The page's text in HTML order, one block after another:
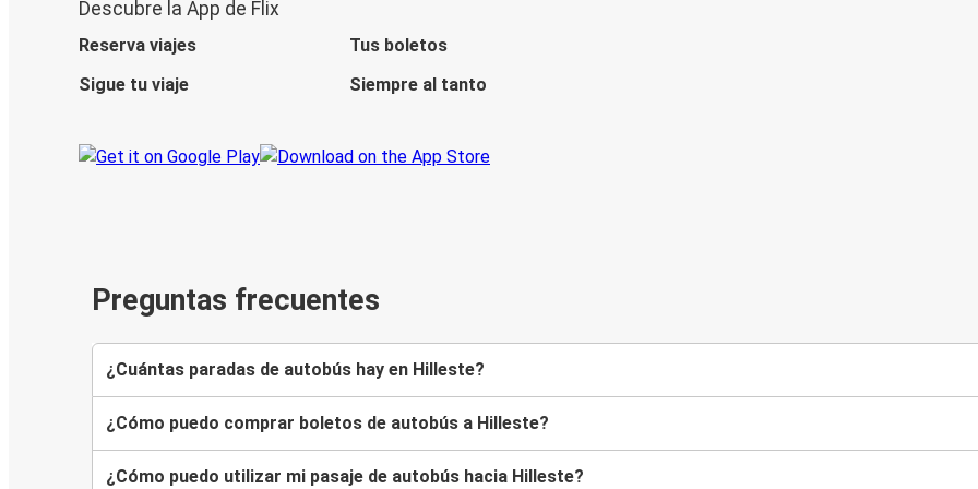
Descubre la App de Flix
Reserva viajes
Tus boletos
Sigue tu viaje
Siempre al tanto
Preguntas frecuentes
¿Cuántas paradas de autobús hay en Hilleste?
¿Cómo puedo comprar boletos de autobús a Hilleste?
¿Cómo puedo utilizar mi pasaje de autobús hacia Hilleste?